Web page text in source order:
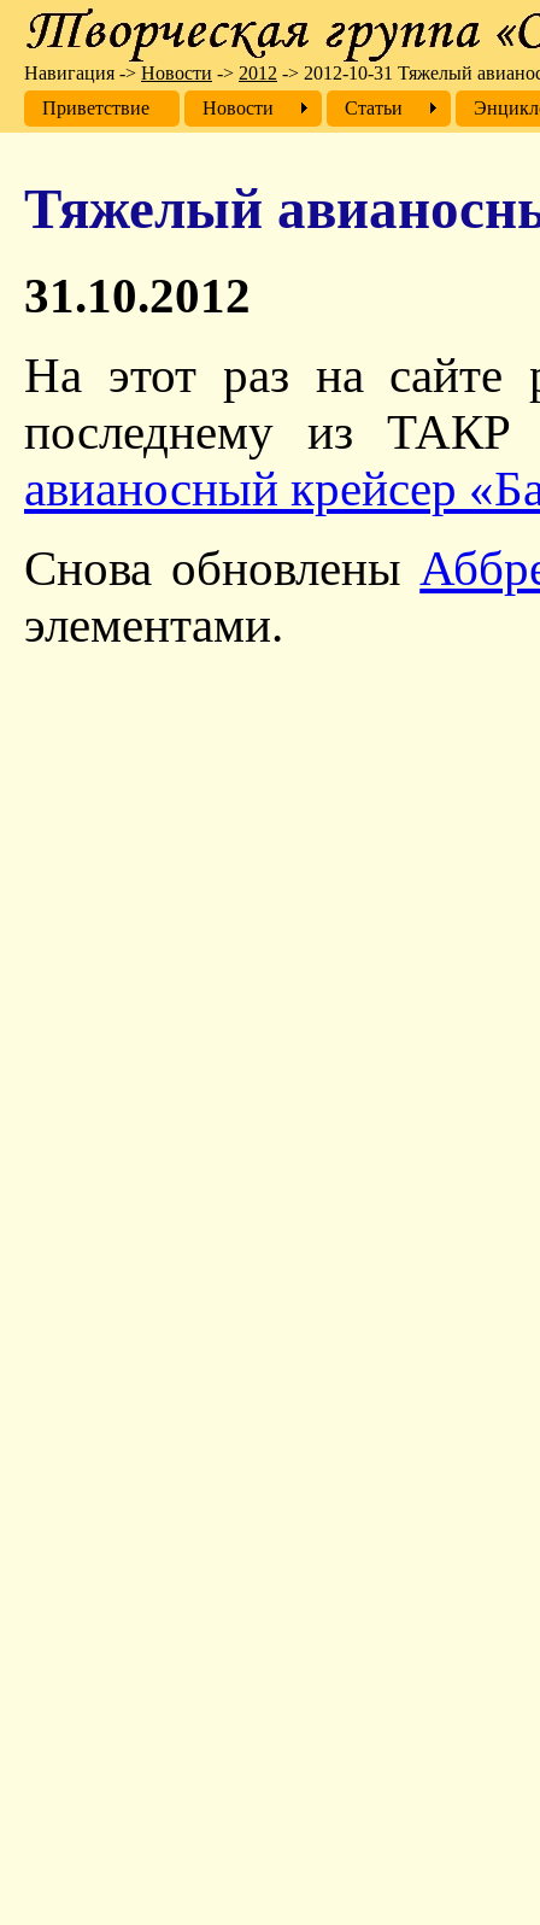
Тяжелый
31.10.2012
На этот раз на сайте
последнему из
авианосный крейсер
Снова обновлены
элементами.
Навигация -> Новости -> 2012 -> 2012-10-31 Тяжелый
Приветствие
Новости Cтатьи